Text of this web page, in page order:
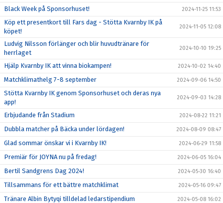
Black Week på Sponsorhuset! 2024-11-25 11:53
Köp ett presentkort till Fars dag - Stötta Kvarnby IK på
köpet!
2024-11-05 12:08
Ludvig Nilsson förlänger och blir huvudtränare för
herrlaget
2024-10-10 19:25
Hjälp Kvarnby IK att vinna biokampen! 2024-10-02 14:40
Matchklimathelg 7-8 september 2024-09-06 14:50
Stötta Kvarnby IK genom Sponsorhuset och deras nya
app!
2024-09-03 14:28
Erbjudande från Stadium 2024-08-22 11:21
Dubbla matcher på Bäcka under lördagen! 2024-08-09 08:47
Glad sommar önskar vi i Kvarnby IK! 2024-06-29 11:58
Premiär för JOYNA nu på fredag! 2024-06-05 16:04
Bertil Sandgrens Dag 2024! 2024-05-30 16:40
Tillsammans för ett bättre matchklimat 2024-05-16 09:47
Tränare Albin Bytyqi tilldelad ledarstipendium 2024-05-08 16:02